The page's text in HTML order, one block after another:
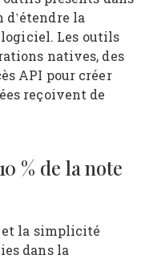
la
Les outils
natives, des
API pour créer
reçoivent de
% de la note
et la simplicité
dans la